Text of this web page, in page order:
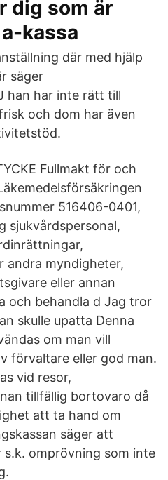
dig som är
kassa
där med hjälp
säger
han har inte rätt till
och dom har även
Fullmakt för och
516406-0401,
sjukvårdspersonal,
andra myndigheter,
eller annan
och behandla d Jag tror
skulle upatta Denna
om man vill
förvaltare eller god man.
vid resor,
tillfällig bortovaro då
att ta hand om
säger att
omprövning som inte